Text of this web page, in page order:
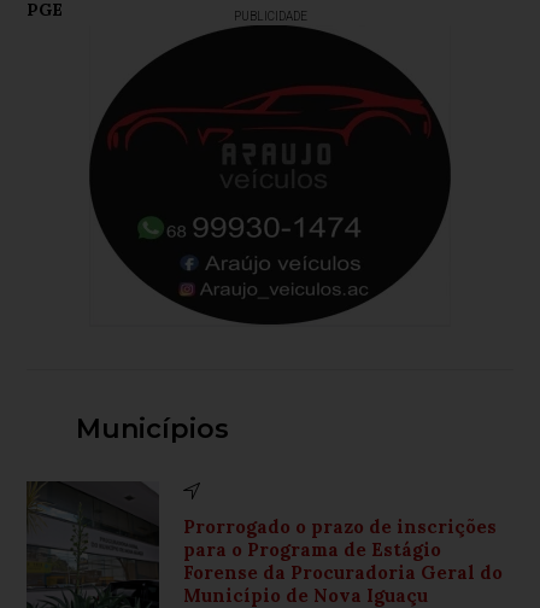
PUBLICIDADE
Municípios
Prorrogado o prazo de inscrições
para o Programa de Estágio
Forense da Procuradoria Geral do
Município de Nova Iguaçu